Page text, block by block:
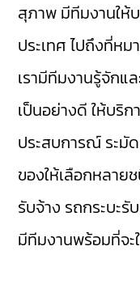
สุภาพ มีทีมงานให้
ประเทศ ไปถึงที่หม
เรามีทีมงานรู้จักแ
เป็นอย่างดี ให้บริ
ประสบการณ์ ระมั
ของให้เลือกหลา
รับจ้าง รถกระบะรั
มีทีมงานพร้อมที่จ